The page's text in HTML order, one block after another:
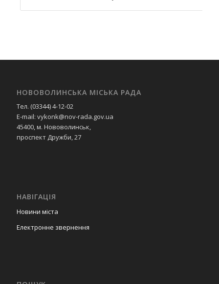
НОВОВОЛИНСЬКА МІСЬКА РАДА
Тел. (03344) 4-12-02
E-mail: vykonk@nov-rada.gov.ua
45400, м. Нововолинськ,
проспект Дружби, 27
НАВІГАЦІЯ
Новини міста
Електронне звернення